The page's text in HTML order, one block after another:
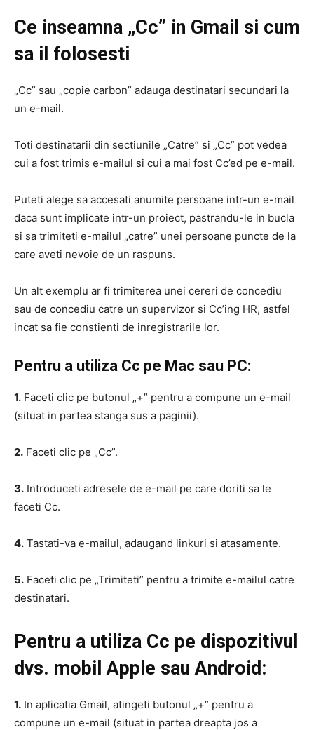
Ce inseamna „Cc” in Gmail si cum
sa il folosesti
„Cc” sau „copie carbon” adauga destinatari secundari la
un e-mail.
Toti destinatarii din sectiunile „Catre” si „Cc” pot vedea
cui a fost trimis e-mailul si cui a mai fost Cc’ed pe e-mail.
Puteti alege sa accesati anumite persoane intr-un e-mail
daca sunt implicate intr-un proiect, pastrandu-le in bucla
si sa trimiteti e-mailul „catre” unei persoane puncte de la
care aveti nevoie de un raspuns.
Un alt exemplu ar fi trimiterea unei cereri de concediu
sau de concediu catre un supervizor si Cc’ing HR, astfel
incat sa fie constienti de inregistrarile lor.
Pentru a utiliza Cc pe Mac sau PC:
1. Faceti clic pe butonul „+” pentru a compune un e-mail
(situat in partea stanga sus a paginii).
2. Faceti clic pe „Cc”.
3. Introduceti adresele de e-mail pe care doriti sa le
faceti Cc.
4. Tastati-va e-mailul, adaugand linkuri si atasamente.
5. Faceti clic pe „Trimiteti” pentru a trimite e-mailul catre
destinatari.
Pentru a utiliza Cc pe dispozitivul
dvs. mobil Apple sau Android:
1. In aplicatia Gmail, atingeti butonul „+” pentru a
compune un e-mail (situat in partea dreapta jos a